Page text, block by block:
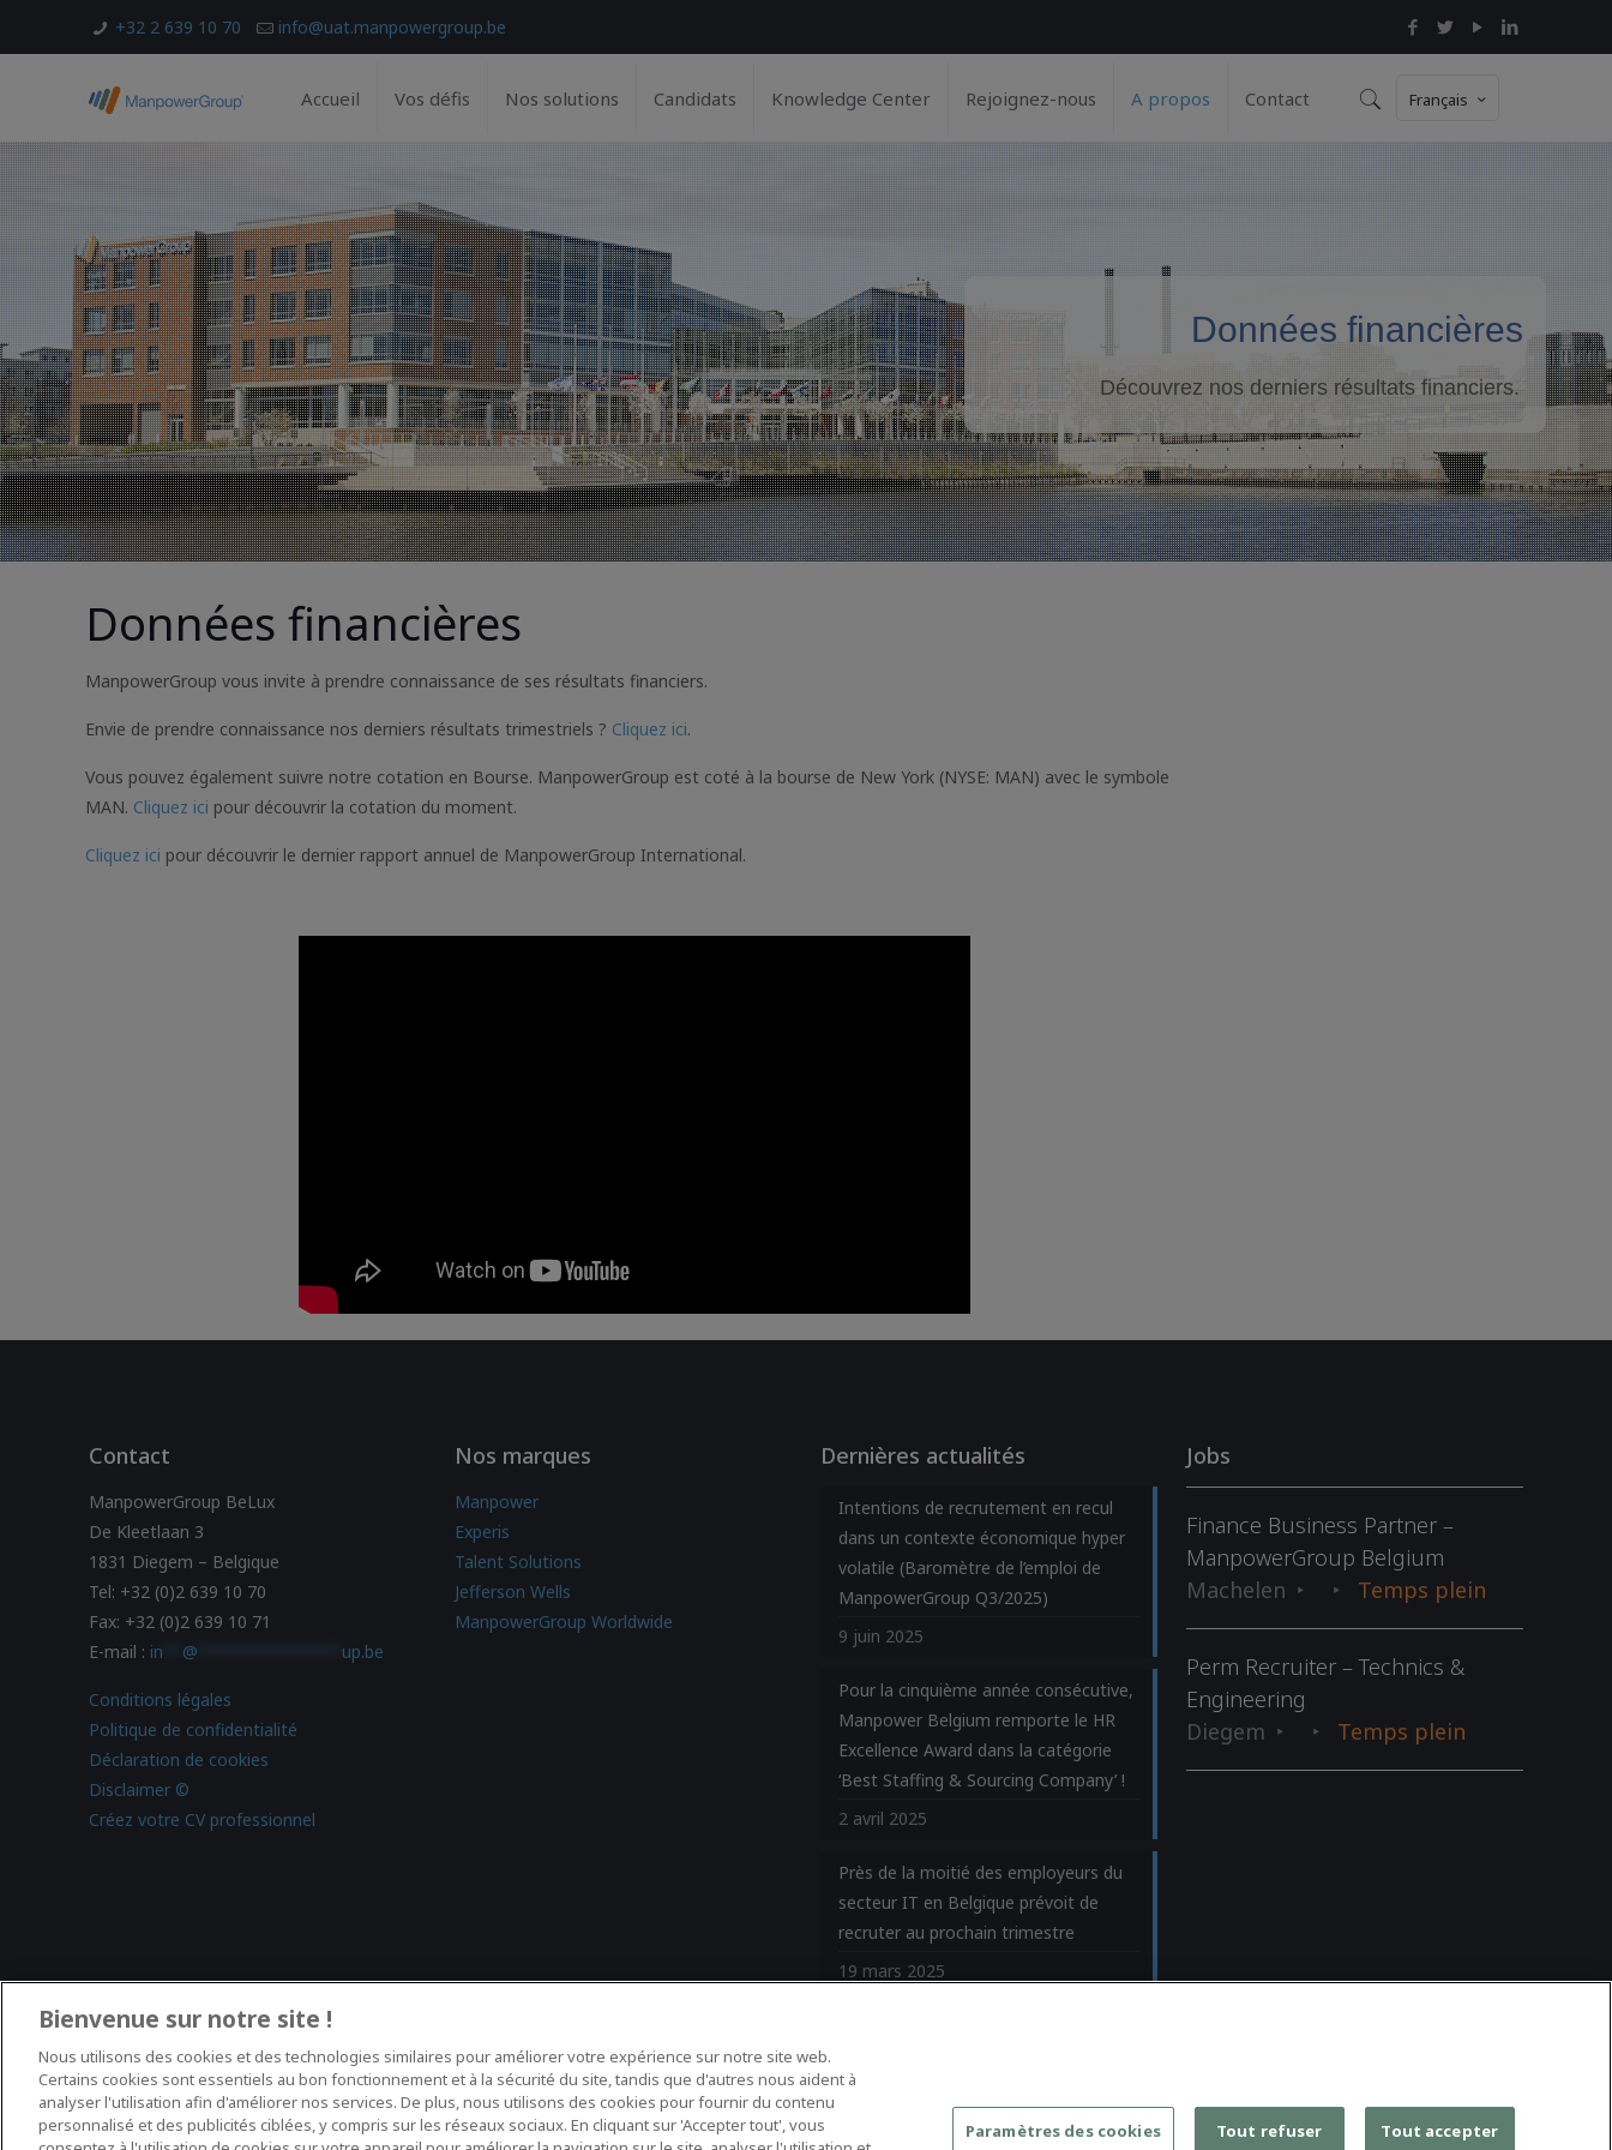
+32 2 639 10 70 info@uat.manpowergroup.be
Accueil Vos défis Nos solutions Candidats Knowledge Center Rejoignez-nous A propos Contact Français
Données financières
Découvrez nos derniers résultats financiers.
Données financières
ManpowerGroup vous invite à prendre connaissance de ses résultats financiers.
Envie de prendre connaissance nos derniers résultats trimestriels ? Cliquez ici.
Vous pouvez également suivre notre cotation en Bourse. ManpowerGroup est coté à la bourse de New York (NYSE: MAN) avec le symbole
MAN. Cliquez ici pour découvrir la cotation du moment.
Cliquez ici pour découvrir le dernier rapport annuel de ManpowerGroup International.
Contact
ManpowerGroup BeLux
De Kleetlaan 3
1831 Diegem – Belgique
Tel: +32 (0)2 639 10 70
Fax: +32 (0)2 639 10 71
E-mail : in @ up.be
Conditions légales
Politique de confidentialité
Déclaration de cookies
Disclaimer ©
Créez votre CV professionnel
Nos marques
Manpower
Experis
Talent Solutions
Jefferson Wells
ManpowerGroup Worldwide
Dernières actualités
Intentions de recrutement en recul
dans un contexte économique hyper
volatile (Baromètre de l’emploi de
ManpowerGroup Q3/2025)
9 juin 2025
Pour la cinquième année consécutive,
Manpower Belgium remporte le HR
Excellence Award dans la catégorie
‘Best Staffing & Sourcing Company’ !
2 avril 2025
Près de la moitié des employeurs du
secteur IT en Belgique prévoit de
recruter au prochain trimestre
19 mars 2025
Jobs
Finance Business Partner –
ManpowerGroup Belgium
Machelen
Temps plein
Perm Recruiter – Technics &
Engineering
Diegem
Temps plein
Bienvenue sur notre site !
Nous utilisons des cookies et des technologies similaires pour améliorer votre expérience sur notre site web.
Certains cookies sont essentiels au bon fonctionnement et à la sécurité du site, tandis que d'autres nous aident à
analyser l'utilisation afin d'améliorer nos services. De plus, nous utilisons des cookies pour fournir du contenu
personnalisé et des publicités ciblées, y compris sur les réseaux sociaux. En cliquant sur 'Accepter tout', vous
Paramètres des cookies Tout refuser Tout accepter